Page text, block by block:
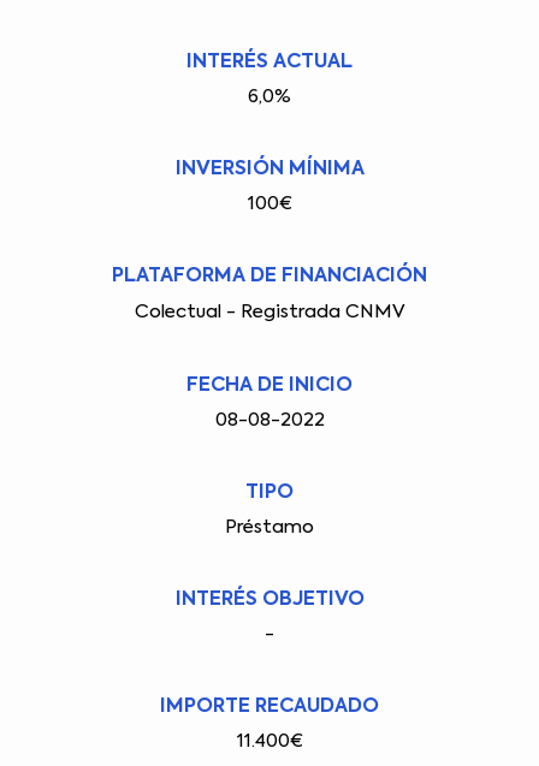
INTERÉS ACTUAL
6,0%
INVERSIÓN MÍNIMA
100€
PLATAFORMA DE FINANCIACIÓN
Colectual - Registrada CNMV
FECHA DE INICIO
08-08-2022
TIPO
Préstamo
INTERÉS OBJETIVO
-
IMPORTE RECAUDADO
11.400€